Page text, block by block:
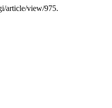
article/view/975.